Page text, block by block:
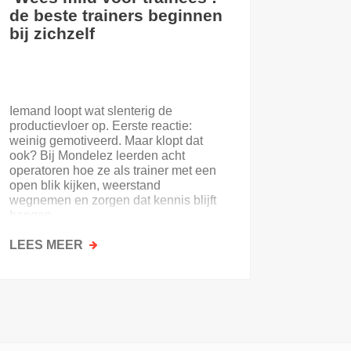
de beste trainers beginnen
bij zichzelf
Iemand loopt wat slenterig de
productievloer op. Eerste reactie:
weinig gemotiveerd. Maar klopt dat
ook? Bij Mondelez leerden acht
operatoren hoe ze als trainer met een
open blik kijken, weerstand
wegnemen en zorgen dat kennis blijft
hangen.
LEES MEER OVER